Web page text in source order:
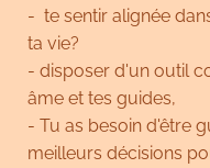
- te sentir alignée
ta vie?
- disposer d'un outil
âme et tes guides,
- Tu as besoin d'être
meilleurs décisions